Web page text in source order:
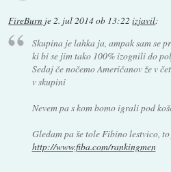
FireBurn je2. jul 2014 ob 13:22 izjavil:
Skupina je lahka ja, ampak sam se
ki bi se jim tako 100% izognili do
Sedaj če nočemo Američanov že v
v skupini
Nevem pa s kom bomo igrali pod
Gledam pa še tole Fibino lestvico,
http://www.fiba.com/rankingmen